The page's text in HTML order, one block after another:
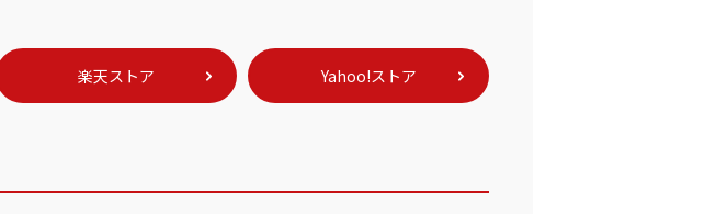
楽天ストア Yahoo!ストア